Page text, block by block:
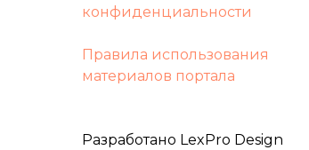
конфиденциальности
Правила использования
материалов портала
Разработано LexPro Design